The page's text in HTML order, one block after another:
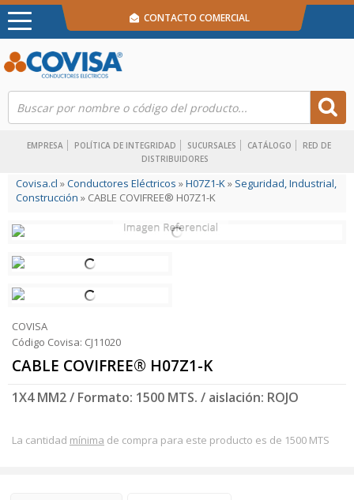
EMPRESA POLÍTICA DE INTEGRIDAD SUCURSALES CATÁLOGO
RED DE
DISTRIBUIDORES
CONTACTO COMERCIAL
Covisa.cl »Conductores Eléctricos »H07Z1-K» Seguridad, Industrial,
Construcción » CABLE COVIFREE® H07Z1-K
COVISA
Código Covisa: CJ11020
CABLE COVIFREE® H07Z1-K
1X4 MM2 / Formato: 1500 MTS. / aislación: ROJO
La cantidad mínima de compra para este producto es de 1500 MTS